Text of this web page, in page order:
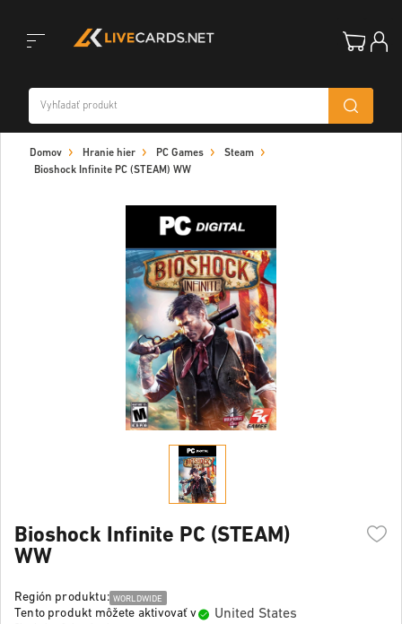
navigation
Domov Hranie hier PC Games
Steam
Bioshock Infinite PC (STEAM) WW
Bioshock Infinite PC (STEAM)
WW
Región produktu: WORLDWIDE
Tento produkt môžete aktivovať v United States